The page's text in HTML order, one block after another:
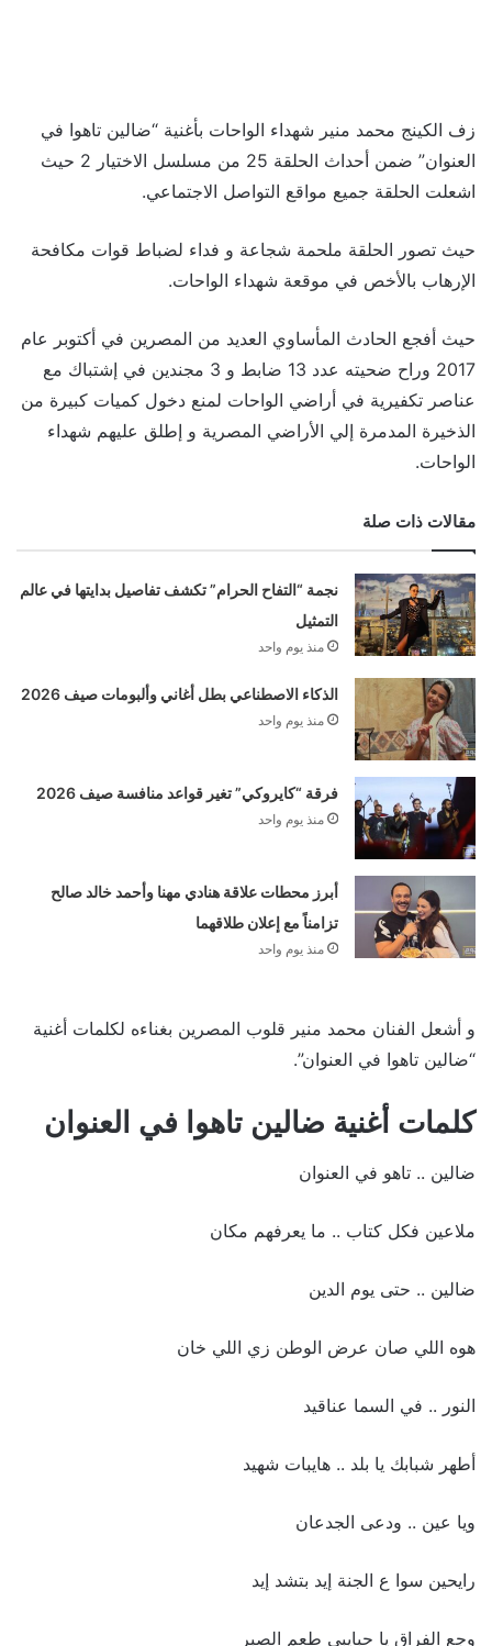
زف الكينج محمد منير شهداء الواحات بأغنية “ضالين تاهوا في
العنوان” ضمن أحداث الحلقة 25 من مسلسل الاختيار 2 حيث
اشعلت الحلقة جميع مواقع التواصل الاجتماعي.
حيث تصور الحلقة ملحمة شجاعة و فداء لضباط قوات مكافحة
الإرهاب بالأخص في موقعة شهداء الواحات.
حيث أفجع الحادث المأساوي العديد من المصرين في أكتوبر عام
2017 وراح ضحيته عدد 13 ضابط و 3 مجندين في إشتباك مع
عناصر تكفيرية في أراضي الواحات لمنع دخول كميات كبيرة من
الذخيرة المدمرة إلي الأراضي المصرية و إطلق عليهم شهداء
الواحات.
مقالات ذات صلة
نجمة “التفاح الحرام” تكشف تفاصيل بدايتها في عالم
التمثيل
منذ يوم واحد
الذكاء الاصطناعي بطل أغاني وألبومات صيف 2026
منذ يوم واحد
فرقة “كايروكي” تغير قواعد منافسة صيف 2026
منذ يوم واحد
أبرز محطات علاقة هنادي مهنا وأحمد خالد صالح
تزامناً مع إعلان طلاقهما
منذ يوم واحد
و أشعل الفنان محمد منير قلوب المصرين بغناءه لكلمات أغنية
“ضالين تاهوا في العنوان”.
كلمات أغنية ضالين تاهوا في العنوان
ضالين .. تاهو في العنوان
ملاعين فكل كتاب .. ما يعرفهم مكان
ضالين .. حتى يوم الدين
هوه اللي صان عرض الوطن زي اللي خان
النور .. في السما عناقيد
أطهر شبابك يا بلد .. هايبات شهيد
ويا عين .. ودعى الجدعان
رايحين سوا ع الجنة إيد بتشد إيد
وجع الفراق يا حبايبي طعم الصبر